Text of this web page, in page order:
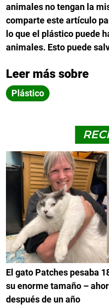
animales no tengan la
comparte este artículo
lo que el plástico puede
animales. Esto puede
Leer más sobre
Plástico
El gato Patches pesaba
su enorme tamaño –
después de un año